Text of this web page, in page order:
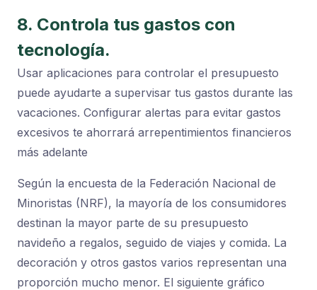
8. Controla tus gastos con
tecnología.
Usar aplicaciones para controlar el presupuesto
puede ayudarte a supervisar tus gastos durante las
vacaciones. Configurar alertas para evitar gastos
excesivos te ahorrará arrepentimientos financieros
más adelante
Según la encuesta de la Federación Nacional de
Minoristas (NRF), la mayoría de los consumidores
destinan la mayor parte de su presupuesto
navideño a regalos, seguido de viajes y comida. La
decoración y otros gastos varios representan una
proporción mucho menor. El siguiente gráfico